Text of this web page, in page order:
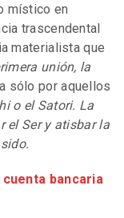
místico en
trascendental
materialista que
unión, la
sólo por aquellos
o el Satori. La
el Ser y atisbar la
cuenta bancaria